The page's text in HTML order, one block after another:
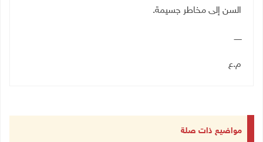
السن إلى مخاطر جسيمة.
ــــــ
م.ع
مواضيع ذات صلة